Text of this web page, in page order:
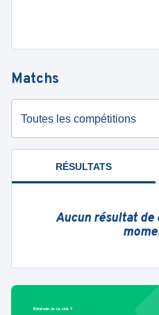
Matchs
Toutes les compétitions
RÉSULTATS
Aucun résultat de
Bénévole de ce club ?